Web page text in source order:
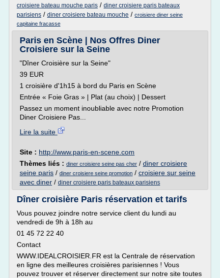
croisiere bateau mouche paris / diner croisiere paris bateaux
parisiens / diner croisiere bateau mouche / croisiere diner seine
capitaine fracasse
Paris en Scène | Nos Offres Diner
Croisiere sur la Seine
"Dîner Croisière sur la Seine"
39 EUR
1 croisière d'1h15 à bord du Paris en Scène
Entrée « Foie Gras » | Plat (au choix) | Dessert
Passez un moment inoubliable avec notre Promotion
Diner Croisiere Pas...
Lire la suite
Site : http://www.paris-en-scene.com
Thèmes liés : diner croisiere seine pas cher / diner croisiere
seine paris / diner croisiere seine promotion / croisiere sur seine
avec diner / diner croisiere paris bateaux parisiens
Dîner croisière Paris réservation et tarifs
Vous pouvez joindre notre service client du lundi au
vendredi de 9h à 18h au
01 45 72 22 40
Contact
WWW.IDEALCROISIER.FR est la Centrale de réservation
en ligne des meilleures croisières parisiennes ! Vous
pouvez trouver et réserver directement sur notre site toutes